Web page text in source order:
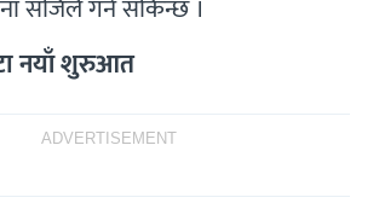
सजिलै गर्न सकिन्छ ।
नयाँ शुरुआत
ADVERTISEMENT